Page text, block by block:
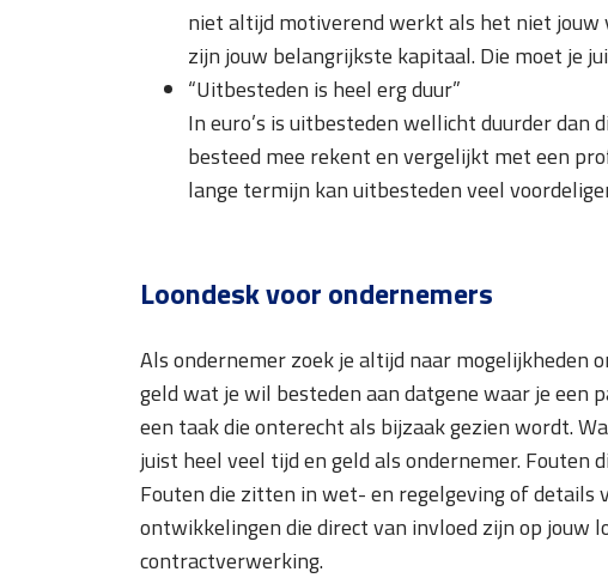
niet altijd motiverend werkt als het niet jouw
zijn jouw belangrijkste kapitaal. Die moet je
“Uitbesteden is heel erg duur”
In euro’s is uitbesteden wellicht duurder dan
besteed mee rekent en vergelijkt met een
lange termijn kan uitbesteden veel
Loondesk voor ondernemers
Als ondernemer zoek je altijd naar mogelijkheden
geld wat je wil besteden aan datgene waar je een
een taak die onterecht als bijzaak gezien wordt.
juist heel veel tijd en geld als ondernemer. Fouten
Fouten die zitten in wet- en regelgeving of details
ontwikkelingen die direct van invloed zijn op jouw
contractverwerking.